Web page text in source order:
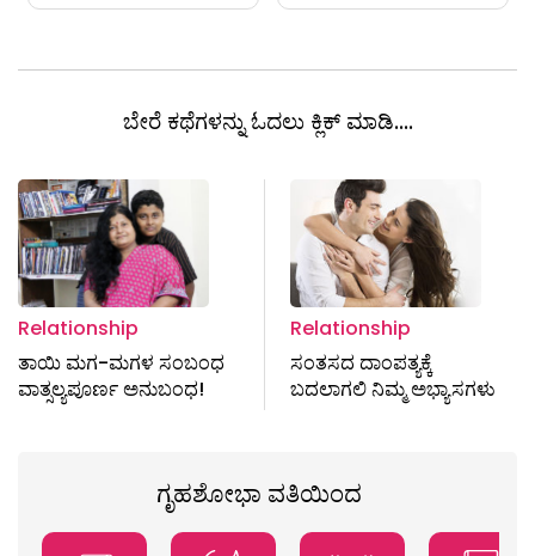
ಬೇರೆ ಕಥೆಗಳನ್ನು ಓದಲು ಕ್ಲಿಕ್ ಮಾಡಿ....
Relationship
ತಾಯಿ ಮಗ-ಮಗಳ ಸಂಬಂಧ
ವಾತ್ಸಲ್ಯಪೂರ್ಣ ಅನುಬಂಧ!
Relationship
ಸಂತಸದ ದಾಂಪತ್ಯಕ್ಕೆ
ಬದಲಾಗಲಿ ನಿಮ್ಮ ಅಭ್ಯಾಸಗಳು
ಗೃಹಶೋಭಾ ವತಿಯಿಂದ